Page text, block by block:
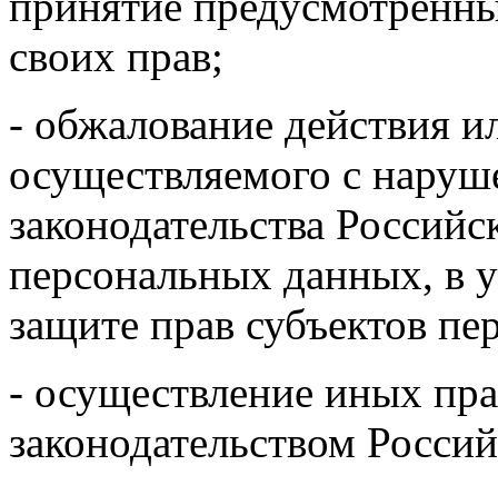
своих прав;
- обжалование действия
осуществляемого с
законодательства
персональных данных, в
защите прав субъектов
- осуществление иных
законодательством